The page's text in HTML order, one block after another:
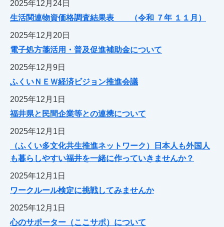
2025年12月24日
生活関連物資価格調査結果表 （令和 ７年 １１月）
2025年12月20日
電子処方箋活用・普及促進補助金について
2025年12月9日
ふくいＮＥＷ経済ビジョン推進会議
2025年12月1日
福井県と民間企業等との連携について
2025年12月1日
（ふくい多文化共生推進ネットワーク）日本人も外国人
も暮らしやすい福井を一緒に作っていきませんか？
2025年12月1日
ワークルール検定に挑戦してみませんか
2025年12月1日
心のサポーター（ここサポ）について